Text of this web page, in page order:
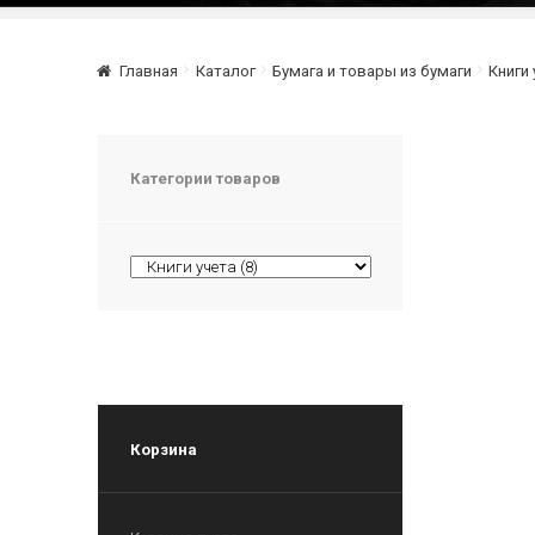
Главная Каталог Бумага и товары из бумаги Книги
Категории товаров
Корзина